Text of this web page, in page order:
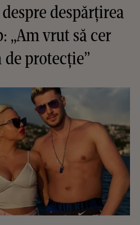
despărțirea
„Am vrut să cer
protecție”